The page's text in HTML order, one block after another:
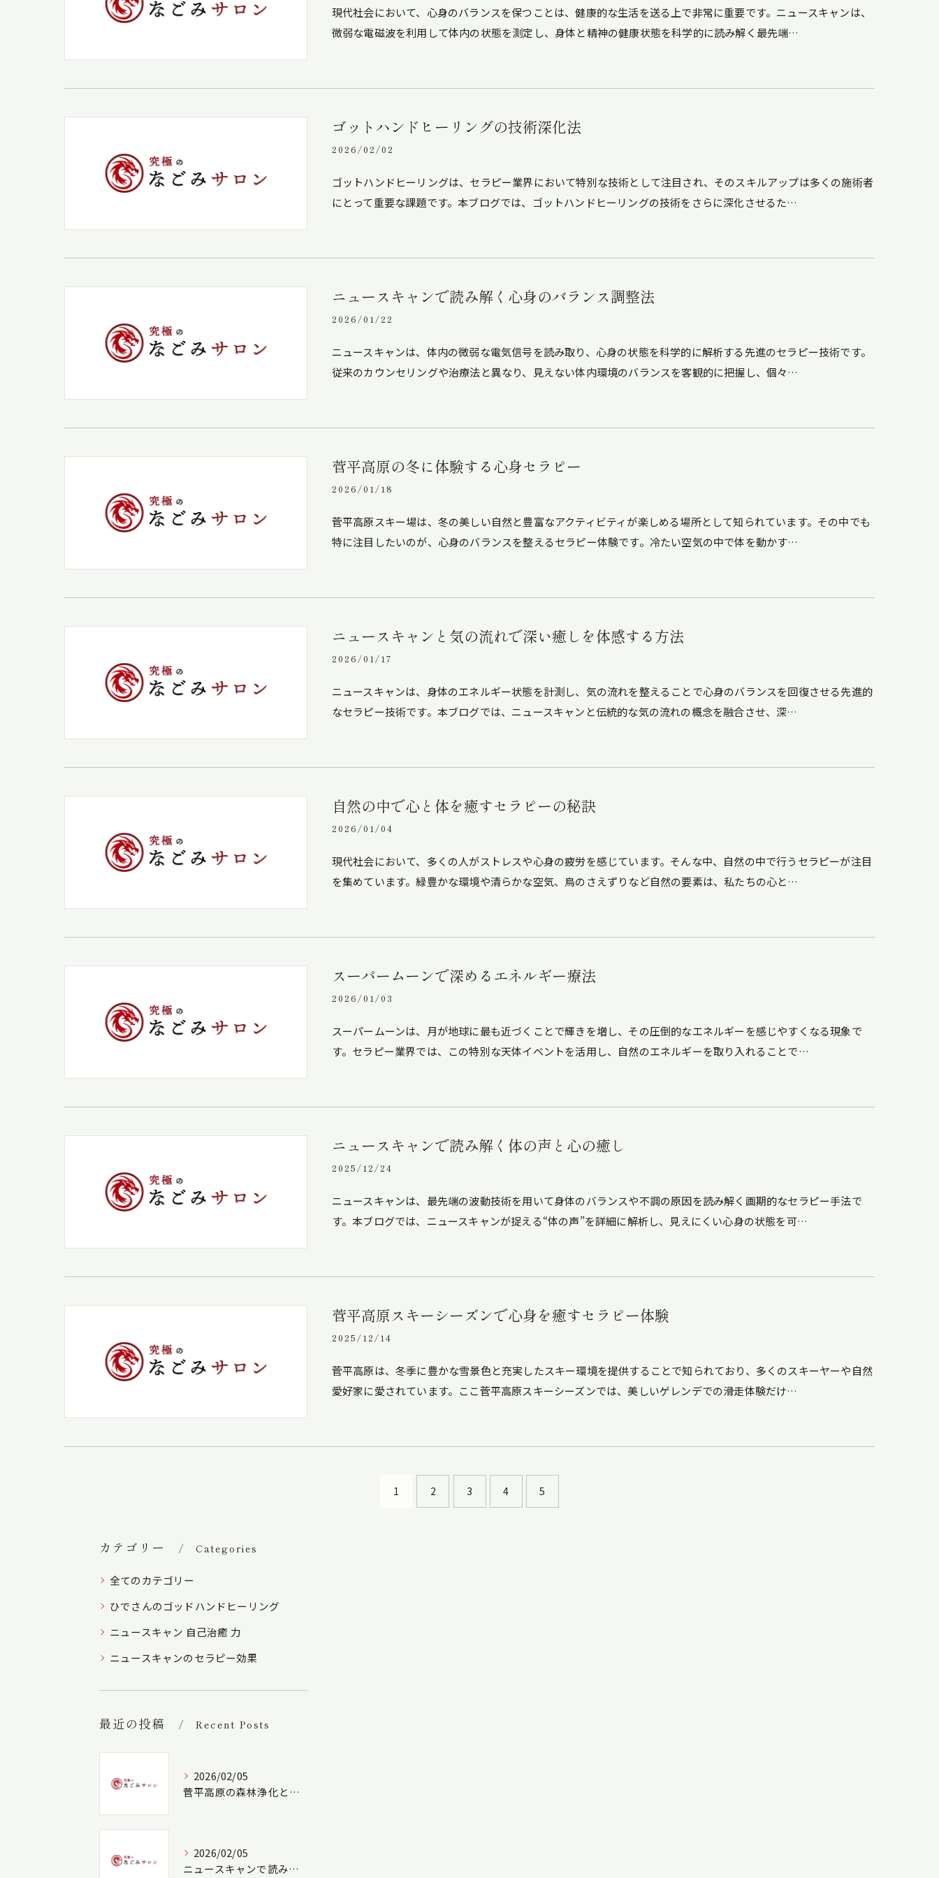
現代社会において、心身のバランスを保つことは、健康的な生活を送る上で非常に重要です。ニュースキャンは、
微弱な電磁波を利用して体内の状態を測定し、身体と精神の健康状態を科学的に読み解く最先端…
ゴットハンドヒーリングの技術深化法
2026/02/02
ゴットハンドヒーリングは、セラピー業界において特別な技術として注目され、そのスキルアップは多くの施術者
にとって重要な課題です。本ブログでは、ゴットハンドヒーリングの技術をさらに深化させるた…
ニュースキャンで読み解く心身のバランス調整法
2026/01/22
ニュースキャンは、体内の微弱な電気信号を読み取り、心身の状態を科学的に解析する先進のセラピー技術です。
従来のカウンセリングや治療法と異なり、見えない体内環境のバランスを客観的に把握し、個々…
菅平高原の冬に体験する心身セラピー
2026/01/18
菅平高原スキー場は、冬の美しい自然と豊富なアクティビティが楽しめる場所として知られています。その中でも
特に注目したいのが、心身のバランスを整えるセラピー体験です。冷たい空気の中で体を動かす…
ニュースキャンと気の流れで深い癒しを体感する方法
2026/01/17
ニュースキャンは、身体のエネルギー状態を計測し、気の流れを整えることで心身のバランスを回復させる先進的
なセラピー技術です。本ブログでは、ニュースキャンと伝統的な気の流れの概念を融合させ、深…
自然の中で心と体を癒すセラピーの秘訣
2026/01/04
現代社会において、多くの人がストレスや心身の疲労を感じています。そんな中、自然の中で行うセラピーが注目
を集めています。緑豊かな環境や清らかな空気、鳥のさえずりなど自然の要素は、私たちの心と…
スーパームーンで深めるエネルギー療法
2026/01/03
スーパームーンは、月が地球に最も近づくことで輝きを増し、その圧倒的なエネルギーを感じやすくなる現象で
す。セラピー業界では、この特別な天体イベントを活用し、自然のエネルギーを取り入れることで…
ニュースキャンで読み解く体の声と心の癒し
2025/12/24
ニュースキャンは、最先端の波動技術を用いて身体のバランスや不調の原因を読み解く画期的なセラピー手法で
す。本ブログでは、ニュースキャンが捉える“体の声”を詳細に解析し、見えにくい心身の状態を可…
菅平高原スキーシーズンで心身を癒すセラピー体験
2025/12/14
菅平高原は、冬季に豊かな雪景色と充実したスキー環境を提供することで知られており、多くのスキーヤーや自然
愛好家に愛されています。ここ菅平高原スキーシーズンでは、美しいゲレンデでの滑走体験だけ…
1 2 3 4 5
カテゴリー Categories
全てのカテゴリー
ひでさんのゴッドハンドヒーリング
ニュースキャン 自己治癒 力
ニュースキャンのセラピー効果
最近の投稿 Recent Posts
2026/02/05
菅平高原の森林浄化と野鳥癒し空間
2026/02/05
ニュースキャンで読み解く心身のバランスケア